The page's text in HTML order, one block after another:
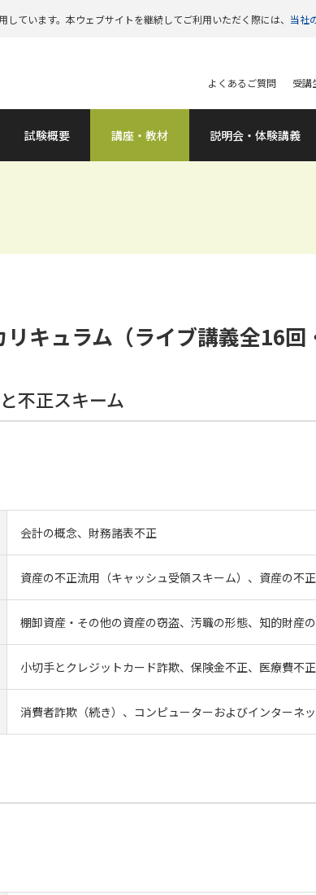
ています。本ウェブサイトを継続してご利用いただく際には、 当社
試験概要 講座・教材 説明会 ・体験講義
よくあるご質問 受講
キュラム（ライブ講義全16回
不正スキーム
会計の概念、財務諸表不正
資産の不正流用（キャッシュ受領スキーム）、資産の不
棚卸資産・その他の資産の窃盗、汚職の形態、知的財産
小切手とクレジットカード詐欺、保険金不正、医療費不
消費者詐欺（続き）、コンピューターおよびインターネ